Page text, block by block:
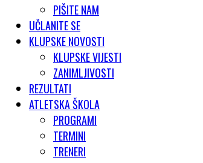
PIŠITE NAM
UČLANITE SE
KLUPSKE NOVOSTI
KLUPSKE VIJESTI
ZANIMLJIVOSTI
REZULTATI
ATLETSKA ŠKOLA
PROGRAMI
TERMINI
TRENERI